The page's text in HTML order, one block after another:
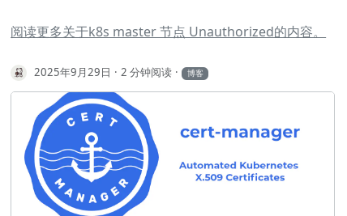
etcd。 1. 部署 etcd etcd 用于存储 BanyanDB 的元数
排查问题 用 admin 证书直接用 curl 测试认证 1curl --
cert /etc/kubernetes/pki/admin.crt --key
/etc/kubernetes/pki/admin.key -k
https://10.10.10.68:6443/healthz 结果 HTTP/1.1 200
OK → TLS + 认证成功（client cert 被接受）。 若返回
401/403 → TLS 成功但授权失败（RBAC 或 client cert
虽被接受但没有权限）。把完整返回贴来。 若 curl 报
TLS 错误 → client cert/CA 有问题（贴错误信息）。 把
kubeconfig 中的 client cert/key 解码到临时文件并检查
它们（确认 kubectl 用的是这个证书、并检查证书
阅读更多关于k8s master 节点 Unauthorized的内容。
2025年9月29日 2 分钟阅读 博客